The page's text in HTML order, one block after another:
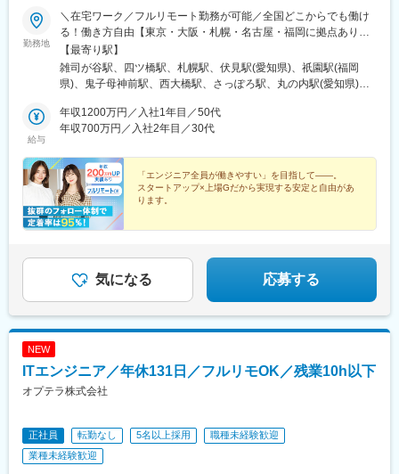
勤務地
＼在宅ワーク／フルリモート勤務が可能／全国どこからでも働け
る！働き方自由【東京・大阪・札幌・名古屋・福岡に拠点あり】
★在宅ワークOK！／希望を考慮し決定／転居を伴う転勤なし★海
外出張ありの案件もあります■本社：東京都豊島区高田2丁目17-
22 目白中野ビル 5階■大阪：大阪市西区新町1-6-23 四ツ橋大川ビ
ャステール■名古屋：愛知県名古屋市中区栄2-2-1 広小路伏見中駒
ビル■福岡：福岡県福岡市博多区博多駅前2-19-17 トーカン博多第
【最寄り駅】
雑司が谷駅、四ツ橋駅、札幌駅、伏見駅(愛知県)、祇園駅(福岡
県)、鬼子母神前駅、西大橋駅、さっぽろ駅、丸の内駅(愛知県)、
給与
年収1200万円／入社1年目／50代
年収700万円／入社2年目／30代
「エンジニア全員が働きやすい」を目指して――。
スタートアップ×上場Gだから実現する安定と自由があ
ります。
●安心の案件選択制
●リモートOK／年休130日／副業OK
気になる 応募する
NEW
ITエンジニア／年休131日／フルリモOK／残業10h以下
オプテラ株式会社
正社員 転勤なし 5名以上採用
職種未経験歓迎
業種未経験歓迎